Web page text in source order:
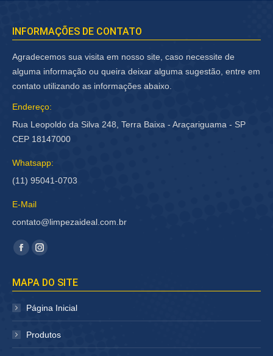
INFORMAÇÕES DE CONTATO
Agradecemos sua visita em nosso site, caso necessite de
alguma informação ou queira deixar alguma sugestão, entre em
contato utilizando as informações abaixo.
Endereço:
Rua Leopoldo da Silva 248, Terra Baixa - Araçariguama - SP
CEP 18147000
Whatsapp:
(11) 95041-0703
E-Mail
contato@limpezaideal.com.br
Encontre-nos em:
Facebook
abre
em
janela
Instagram
abre
janela
MAPA DO SITE
Página Inicial
Produtos